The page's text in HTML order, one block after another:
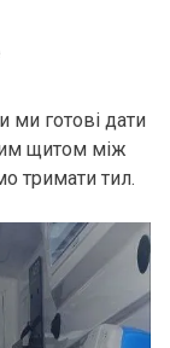
ми готові дати
щитом між
тримати тил.